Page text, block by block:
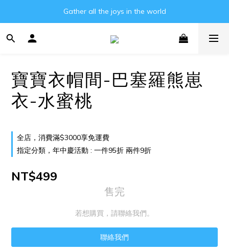
Gather all the joys in the world
Gather all the joys in the world
消費滿3000元即可享免運費!!
寶寶衣帽間-巴塞羅熊崽
衣-水蜜桃
全店，消費滿$3000享免運費
指定分類，年中慶活動 : 一件95折 兩件9折
NT$499
售完
若想購買，請聯絡我們。
聯絡我們